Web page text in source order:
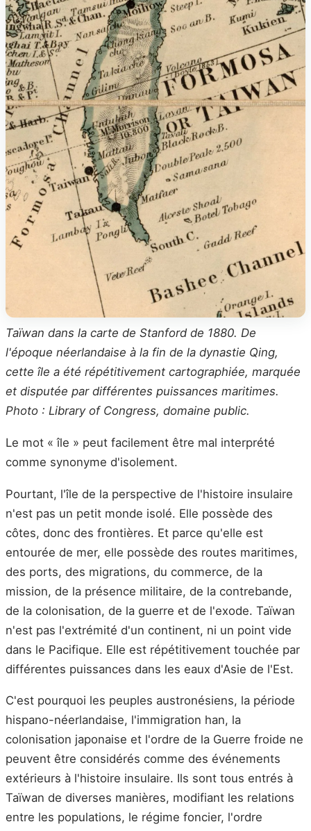
Taïwan dans la carte de Stanford de 1880. De
l'époque néerlandaise à la fin de la dynastie Qing,
cette île a été répétitivement cartographiée, marquée
et disputée par différentes puissances maritimes.
Photo : Library of Congress, domaine public.
Le mot « île » peut facilement être mal interprété
comme synonyme d'isolement.
Pourtant, l'île de la perspective de l'histoire insulaire
n'est pas un petit monde isolé. Elle possède des
côtes, donc des frontières. Et parce qu'elle est
entourée de mer, elle possède des routes maritimes,
des ports, des migrations, du commerce, de la
mission, de la présence militaire, de la contrebande,
de la colonisation, de la guerre et de l'exode. Taïwan
n'est pas l'extrémité d'un continent, ni un point vide
dans le Pacifique. Elle est répétitivement touchée par
différentes puissances dans les eaux d'Asie de l'Est.
C'est pourquoi les peuples austronésiens, la période
hispano-néerlandaise, l'immigration han, la
colonisation japonaise et l'ordre de la Guerre froide ne
peuvent être considérés comme des événements
extérieurs à l'histoire insulaire. Ils sont tous entrés à
Taïwan de diverses manières, modifiant les relations
entre les populations, le régime foncier, l'ordre